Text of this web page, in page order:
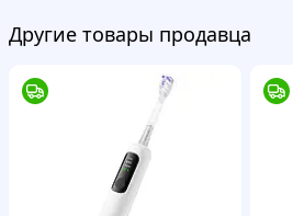
Другие товары продавца